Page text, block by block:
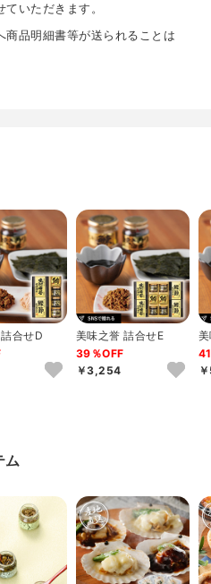
いただきます。
品明細書等が送られることは
合せD
美味之誉 詰合せE
39％OFF
￥3,254
ム